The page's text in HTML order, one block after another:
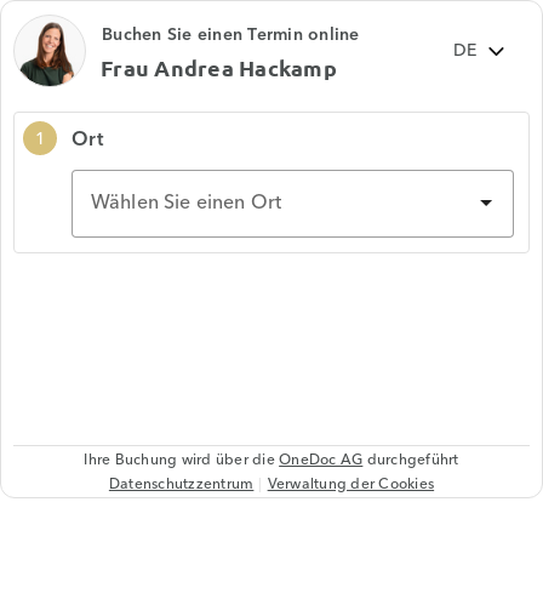
Buchen Sie einen Termin online
Frau Andrea Hackamp
1
Ort
Wählen Sie einen Ort
Ihre Buchung wird über dieOneDoc AGdurchgeführt
Datenschutzzentrum Verwaltung der Cookies